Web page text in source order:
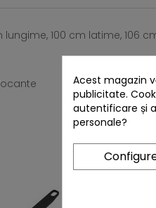
lungime, 100 cm latime, 106
Acest magazin
publicitate.
autentificare și
personale?